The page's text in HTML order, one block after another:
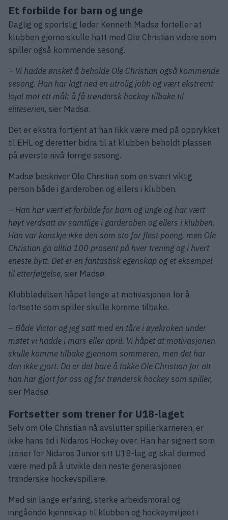
Et forbilde for barn og unge
Daglig og sportslig leder Kenneth Madsø forteller at
klubben gjerne skulle hatt med Ole Christian videre som
spiller også kommende sesong.
– Vi hadde ønsket å beholde Ole Christian også kommende
sesong. Han har lagt ned en utrolig jobb og vært ekstremt
lojal mot ett mål: å få trøndersk hockey tilbake til
eliteserien, sier Madsø.
Det er ekstra fortjent at han fikk være med på opprykket
til EHL og deretter bidra til at klubben beholdt plassen
på øverste nivå forrige sesong.
Madsø beskriver Ole Christian som en svært viktig
person både i garderoben og ellers i klubben.
– Han har vært et forbilde for barn og unge og har vært
høyt verdsatt av samtlige i garderoben og ellers i klubben.
Han var kanskje ikke den som sto for flest poeng, men Ole
Christian ga alltid 100 prosent på hver trening og i hvert
eneste bytt. Det er en fantastisk egenskap og et eksempel
til etterfølgelse, sier Madsø.
Klubbledelsen håpet lenge at motivasjonen for å
fortsette som spiller skulle komme tilbake.
– Både Victor og jeg satt med en tåre i øyekroken under
møtet vi hadde i mars eller april. Vi håpet at motivasjonen
skulle komme tilbake gjennom sommeren, men det har
den ikke gjort. Da er det bare å takke Ole Christian for alt
han har gjort for oss og for trøndersk hockey som spiller,
sier Madsø.
Fortsetter som trener for U18-laget
Selv om Ole Christian nå avslutter spillerkarrieren, er
ikke hans tid i Nidaros Hockey over. Han har signert som
trener for Nidaros Junior sitt U18-lag og skal dermed
være med på å utvikle den neste generasjonen
trønderske hockeyspillere.
Med sin lange erfaring, sterke arbeidsmoral og
inngående kjennskap til klubben og hockeymiljøet i